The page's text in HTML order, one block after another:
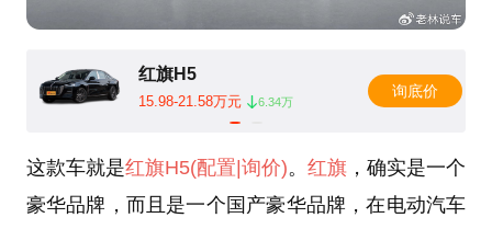
红旗H5
15.98-21.58万元 6.34万
询底价
这款车就是红旗H5(配置|询价)。红旗 ，确实是一个
豪华品牌，而且是一个国产豪华品牌，在电动汽车